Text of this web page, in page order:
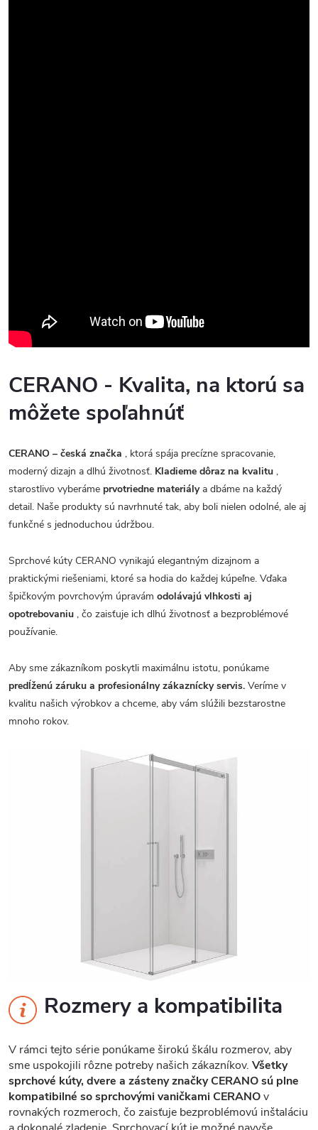
CERANO - Kvalita, na ktorú sa
môžete spoľahnúť
CERANO – česká značka , ktorá spája precízne spracovanie,
moderný dizajn a dlhú životnosť. Kladieme dôraz na kvalitu ,
starostlivo vyberáme prvotriedne materiálya dbáme na každý
detail. Naše produkty sú navrhnuté tak, aby boli nielen odolné, ale aj
funkčné s jednoduchou údržbou.
Sprchové kúty CERANO vynikajú elegantným dizajnom a
praktickými riešeniami, ktoré sa hodia do každej kúpeľne. Vďaka
špičkovým povrchovým úpravám odolávajú vlhkosti aj
opotrebovaniu , čo zaisťuje ich dlhú životnosť a bezproblémové
používanie.
Aby sme zákazníkom poskytli maximálnu istotu, ponúkame
predĺženú záruku a profesionálny zákaznícky servis. Veríme v
kvalitu našich výrobkov a chceme, aby vám slúžili bezstarostne
mnoho rokov.
Rozmery a kompatibilita
V rámci tejto série ponúkame širokú škálu rozmerov, aby
sme uspokojili rôzne potreby našich zákazníkov. Všetky
sprchové kúty, dvere a zásteny značky CERANO sú plne
kompatibilné so sprchovými vaničkami CERANOv
rovnakých rozmeroch, čo zaisťuje bezproblémovú inštaláciu